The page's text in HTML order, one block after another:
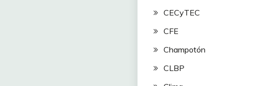
CECyTEC
CFE
Champotón
CLBP